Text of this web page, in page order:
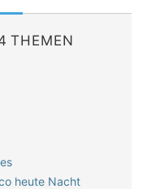
THEMEN
heute Nacht